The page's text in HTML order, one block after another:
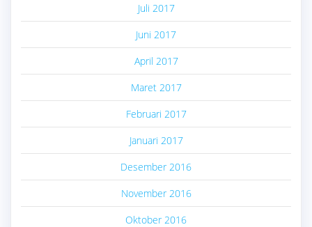
Juli 2017
Juni 2017
April 2017
Maret 2017
Februari 2017
Januari 2017
Desember 2016
November 2016
Oktober 2016